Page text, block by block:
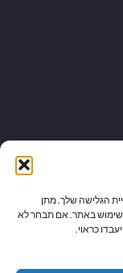
הגלישה שלך. מתן
שימוש באתר. אם תבחר לא
כראוי.